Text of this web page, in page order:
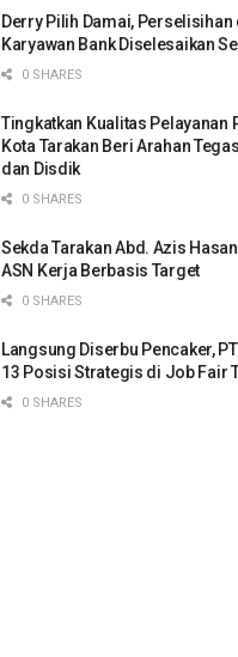
Derry Pilih Damai, Perselisihan
Karyawan Bank Diselesaikan
0 SHARES
Tingkatkan Kualitas Pelayanan
Kota Tarakan Beri Arahan
dan Disdik
0 SHARES
Sekda Tarakan Abd. Azis
ASN Kerja Berbasis Target
0 SHARES
Langsung Diserbu Pencaker,
13 Posisi Strategis di Job Fair
0 SHARES